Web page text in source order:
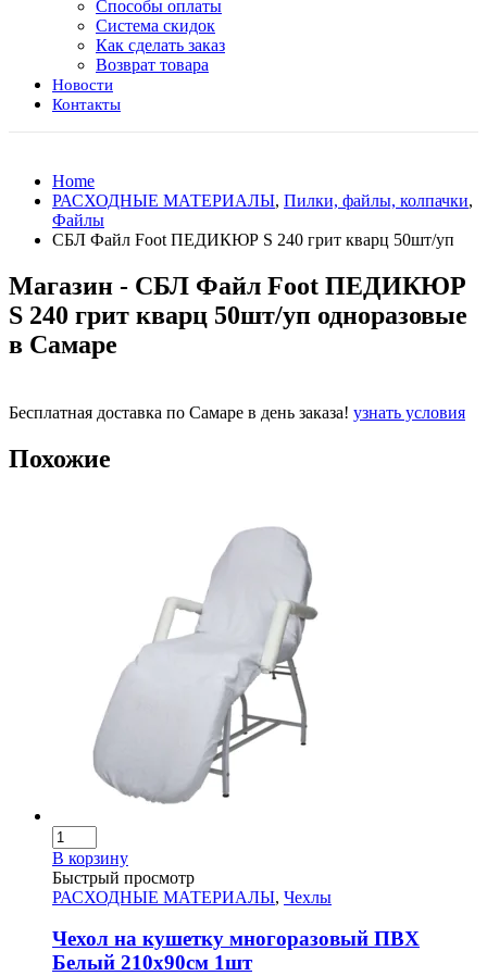
Способы оплаты
Система скидок
Как сделать заказ
Возврат товара
Новости
Контакты
Home
РАСХОДНЫЕ МАТЕРИАЛЫ, Пилки, файлы, колпачки,
Файлы
СБЛ Файл Foot ПЕДИКЮР S 240 грит кварц 50шт/уп
Магазин - СБЛ Файл Foot ПЕДИКЮР
S 240 грит кварц 50шт/уп одноразовые
в Самаре
Бесплатная доставка по Самаре в день заказа! узнать условия
Похожие
В корзину
Быстрый просмотр
РАСХОДНЫЕ МАТЕРИАЛЫ, Чехлы
Чехол на кушетку многоразовый ПВХ
Белый 210х90см 1шт